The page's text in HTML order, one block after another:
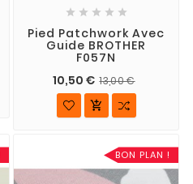
    
Pied Patchwork Avec
Guide BROTHER
F057N
10,50 € 13,00 €

BON PLAN !